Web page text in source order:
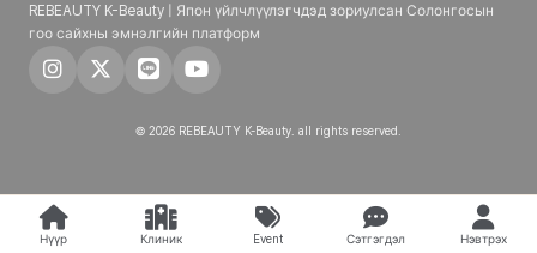
REBEAUTY K-Beauty | Япон үйлчлүүлэгчдэд зориулсан Солонгосын
гоо сайхны эмнэлгийн платформ
© 2026 REBEAUTY K-Beauty. all rights reserved.
Нүүр Клиник Event Сэтгэгдэл Нэвтрэх